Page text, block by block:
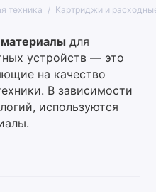
техника Картриджи и
для
устройств — это
на качество
В зависимости
используются